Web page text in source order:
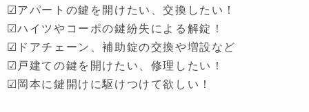
☑アパートの鍵を開けたい、交換したい！
☑ハイツやコーポの鍵紛失による解錠！
☑ドアチェーン、補助錠の交換や増設など
☑戸建ての鍵を開けたい、修理したい！
☑岡本に鍵開けに駆けつけて欲しい！